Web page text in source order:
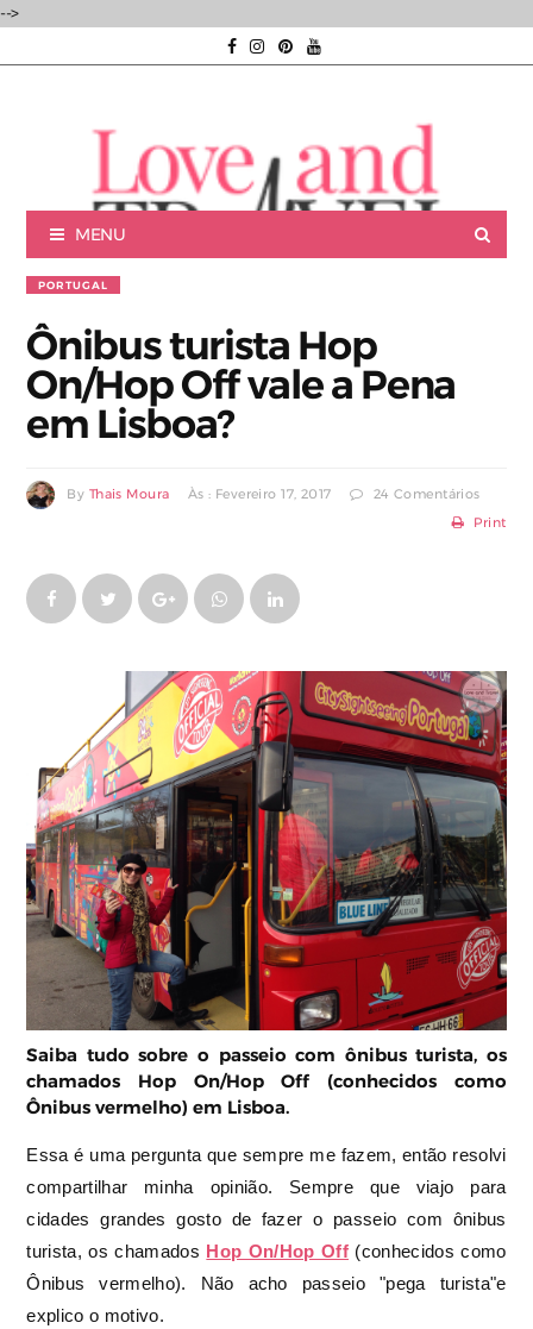
-->
Luxury experiences | Viagens Incríveis | Experiências únicas |
MENU
PORTUGAL
Ônibus turista Hop
On/Hop Off vale a Pena
em Lisboa?
By Thais Moura Às : Fevereiro 17, 2017 24 Comentários
Print
Saiba tudo sobre o passeio com ônibus turista, os
chamados Hop On/Hop Off (conhecidos como
Ônibus vermelho) em Lisboa.
Essa é uma pergunta que sempre me fazem, então resolvi
compartilhar minha opinião. Sempre que viajo para
cidades grandes gosto de fazer o passeio com ônibus
turista, os chamados Hop On/Hop Off (conhecidos como
Ônibus vermelho). Não acho passeio "pega turista"e
explico o motivo.